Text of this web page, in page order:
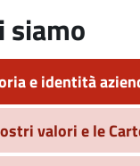
siamo
e identità
valori e le